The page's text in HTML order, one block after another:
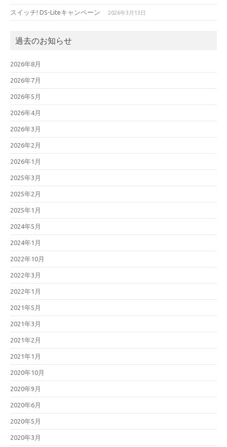
スイッチ! DS-Liteキャンペーン 2026年3月13日
過去のお知らせ
2026年8月
2026年7月
2026年5月
2026年4月
2026年3月
2026年2月
2026年1月
2025年3月
2025年2月
2025年1月
2024年5月
2024年1月
2022年10月
2022年3月
2022年1月
2021年5月
2021年3月
2021年2月
2021年1月
2020年10月
2020年9月
2020年6月
2020年5月
2020年3月